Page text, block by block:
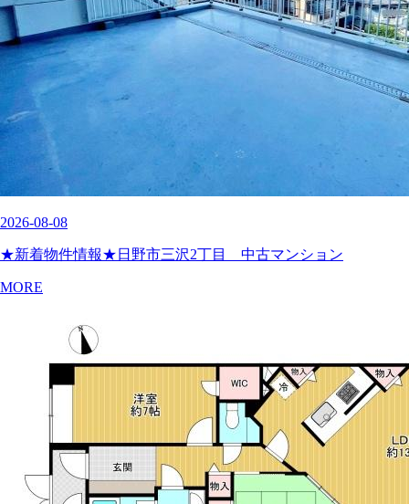
2026-08-08
★新着物件情報★日野市三沢2丁目 中古マンション
MORE